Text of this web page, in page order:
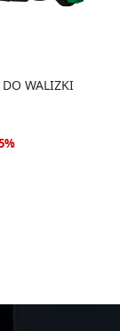
DO WALIZKI